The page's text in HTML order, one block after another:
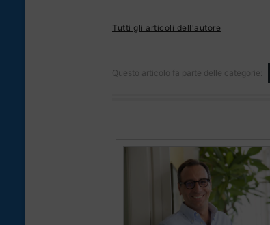
Tutti gli articoli dell'autore
Questo articolo fa parte delle categorie: